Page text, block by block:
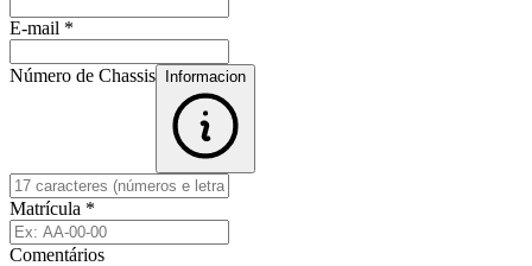
E-mail *
Número de Chassis Informacion
Matrícula *
Comentários